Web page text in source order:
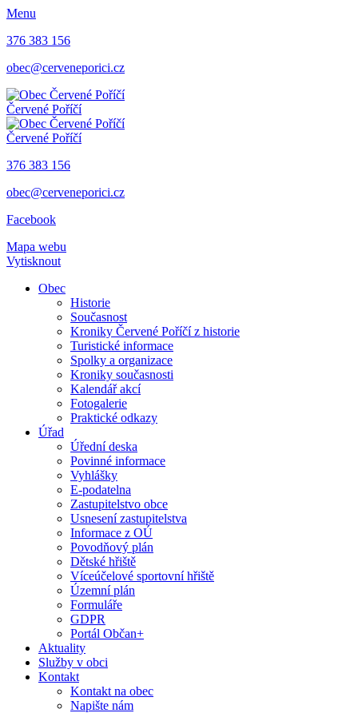
Menu
376 383 156
obec@cerveneporici.cz
Červené Poříčí
Červené Poříčí
376 383 156
obec@cerveneporici.cz
Facebook
Mapa webu
Vytisknout
Obec
Historie
Současnost
Kroniky Červené Poříčí z historie
Turistické informace
Spolky a organizace
Kroniky současnosti
Kalendář akcí
Fotogalerie
Praktické odkazy
Úřad
Úřední deska
Povinné informace
Vyhlášky
E-podatelna
Zastupitelstvo obce
Usnesení zastupitelstva
Informace z OÚ
Povodňový plán
Dětské hřiště
Víceúčelové sportovní hřiště
Územní plán
Formuláře
GDPR
Portál Občan+
Aktuality
Služby v obci
Kontakt
Kontakt na obec
Napište nám